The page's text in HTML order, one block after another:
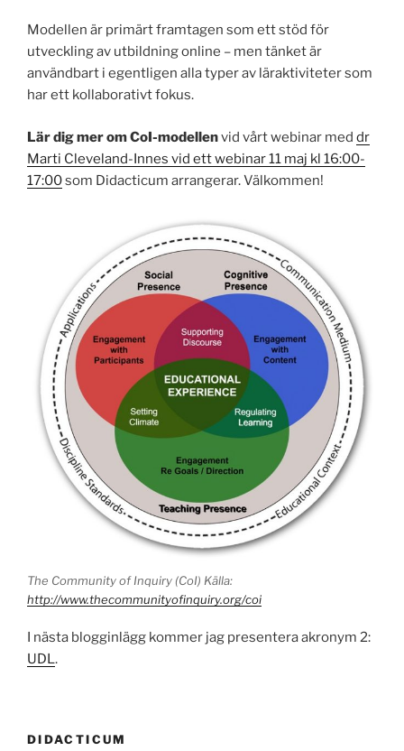
Modellen är primärt framtagen som ett stöd för
utveckling av utbildning online – men tänket är
användbart i egentligen alla typer av läraktiviteter som
har ett kollaborativt fokus.
Lär dig mer om CoI-modellenvid vårt webinar med dr
Marti Cleveland-Innes vid ett webinar 11 maj kl 16:00-
17:00som Didacticum arrangerar. Välkommen!
The Community of Inquiry (CoI) Källa:
http://www.thecommunityofinquiry.org/coi
I nästa blogginlägg kommer jag presentera akronym 2:
UDL.
DIDACTICUM